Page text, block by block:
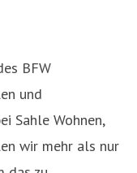
BFW
und
Sahle Wohnen,
wir mehr als nur